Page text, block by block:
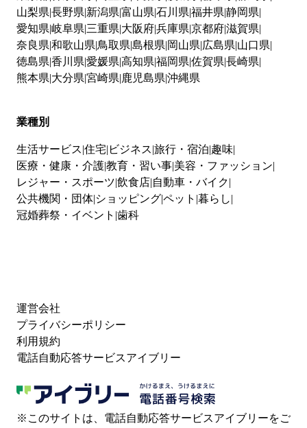
山梨県 長野県 新潟県 富山県 石川県 福井県 静岡県
愛知県 岐阜県 三重県 大阪府兵庫県 京都府滋賀県
奈良県 和歌山県 鳥取県 島根県 岡山県 広島県 山口県
徳島県 香川県 愛媛県 高知県 福岡県 佐賀県 長崎県
熊本県 大分県 宮崎県 鹿児島県 沖縄県
業種別
生活サービス 住宅 ビジネス 旅行・宿泊 趣味
医療・健康・介護教育・習い事 美容・ファッション
レジャー・スポーツ 飲食店 自動車・バイク
公共機関・団体 ショッピングペット 暮らし
冠婚葬祭・イベント 歯科
運営会社
プライバシーポリシー
利用規約
電話自動応答サービスアイブリー
※このサイトは、電話自動応答サービスアイブリーをご